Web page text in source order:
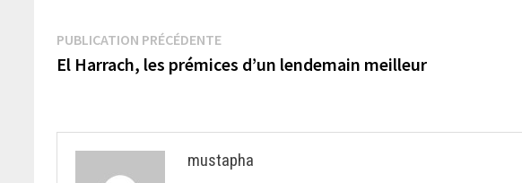
Navigation
de
PUBLICATION PRÉCÉDENTEPublication
précédente :
El Harrach, les prémices d’un lendemain meilleur
mustapha